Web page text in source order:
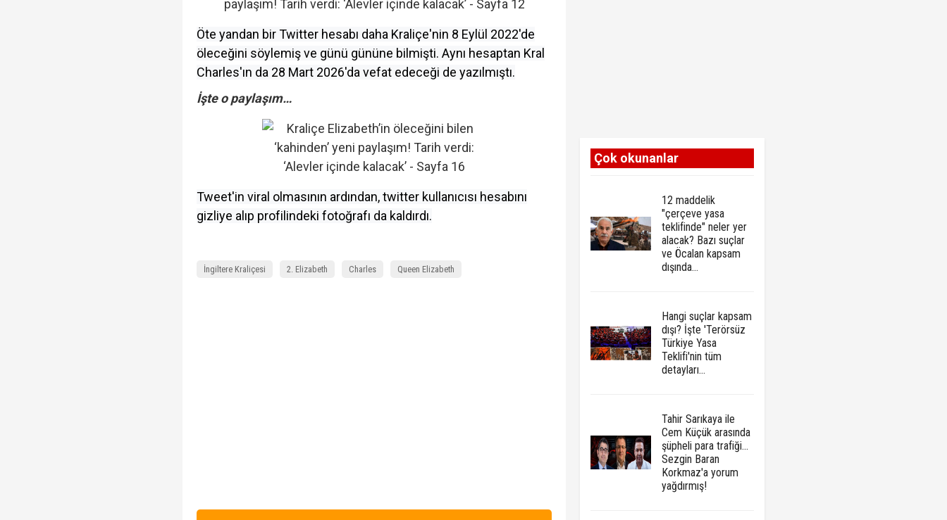
Öte yandan bir Twitter hesabı daha Kraliçe'nin 8 Eylül 2022'de
öleceğini söylemiş ve günü gününe bilmişti. Aynı hesaptan Kral
Charles'ın da 28 Mart 2026'da vefat edeceği de yazılmıştı.
İşte o paylaşım…
Tweet'in viral olmasının ardından, twitter kullanıcısı hesabını
gizliye alıp profilindeki fotoğrafı da kaldırdı.
İngiltere Kraliçesi 2. Elizabeth Charles Queen Elizabeth
Çok okunanlar
12 maddelik
"çerçeve yasa
teklifinde" neler yer
alacak? Bazı suçlar
ve Öcalan kapsam
dışında…
Hangi suçlar kapsam
dışı? İşte 'Terörsüz
Türkiye Yasa
Teklifi'nin tüm
detayları...
Tahir Sarıkaya ile
Cem Küçük arasında
şüpheli para trafiği...
Sezgin Baran
Korkmaz'a yorum
yağdırmış!